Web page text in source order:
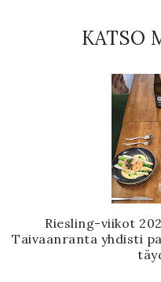
KATSO
Riesling-viikot
Taivaanranta yhdisti